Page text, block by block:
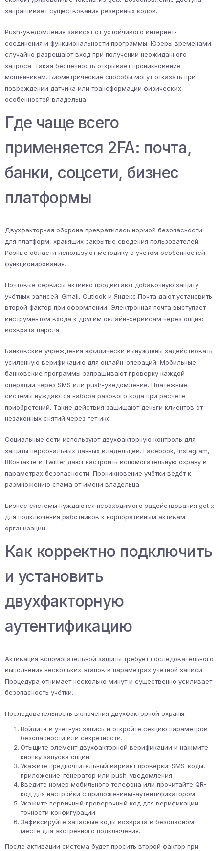
запрашивает существования резервных кодов.
Push-уведомления зависят от устойчивого интернет-
соединения и функциональности программы. Юзеры временами
случайно разрешают вход при получении неожиданного
запроса. Такая беспечность открывает проникновение
мошенникам. Биометрические способы могут отказать при
повреждении датчика или трансформации физических
особенностей владельца.
Где чаще всего
применяется 2FA: почта,
банки, соцсети, бизнес
платформы
Двухфакторная оборона превратилась нормой безопасности
для платформ, хранящих закрытые сведения пользователей.
Разные области используют методику с учётом особенностей
функционирования.
Почтовые сервисы активно продвигают добавочную защиту
учётных записей. Gmail, Outlook и Яндекс.Почта дают установить
второй фактор при оформлении. Электронная почта выступает
инструментом входа к другим онлайн-сервисам через опцию
возврата пароля.
Банковские учреждения юридически вынуждены задействовать
усиленную верификацию для онлайн-операций. Мобильные
банковские программы запрашивают проверку каждой
операции через SMS или push-уведомление. Платёжные
системы нуждаются набора разового кода при расчёте
приобретений. Такие действия защищают деньги клиентов от
незаконных снятий через гет икс.
Социальные сети используют двухфакторную контроль для
защиты персональных данных владельцев. Facebook, Instagram,
ВКонтакте и Twitter дают настроить вспомогательную охрану в
параметрах безопасности. Проникновение учётки ведёт к
размножению спама от имени владельца.
Бизнес системы нуждаются необходимого задействования get x
для подключения работников к корпоративным активам
организации.
Как корректно подключить
и установить
двухфакторную
аутентификацию
Активация вспомогательной защиты требует последовательного
выполнения нескольких этапов в параметрах учётной записи.
Процедура отнимает несколько минут и существенно усиливает
безопасность учётки.
Последовательность включения двухфакторной охраны:
Войдите в учётную запись и откройте секцию параметров
безопасности или секретности.
Отыщите элемент двухфакторной верификации и нажмите
кнопку запуска опции.
Укажите предпочтительный вариант проверки: SMS-коды,
приложение-генератор или push-уведомления.
Введите номер мобильного телефона или прочитайте QR-
код для настройки с приложением-аутентификатором.
Укажите первичный проверочный код для верификации
точности конфигурации.
Зафиксируйте запасные коды возврата в безопасном
месте для экстренного подключения.
После активации система будет просить второй фактор при